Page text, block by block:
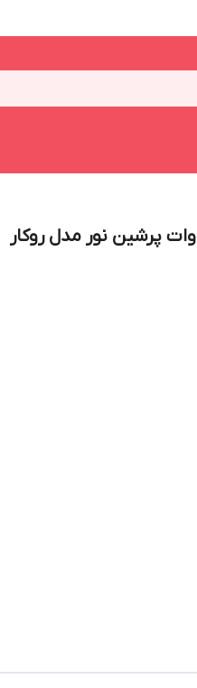
پنل ال ای دی 36 وات پرشین نور مدل روکار